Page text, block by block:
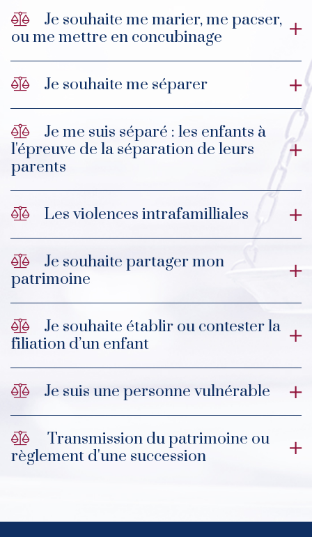
Je souhaite me marier, me pacser,
ou me mettre en concubinage
Je souhaite me séparer
Je me suis séparé : les enfants à
l'épreuve de la séparation de leurs
parents
Les violences intrafamilliales
Je souhaite partager mon
patrimoine
Je souhaite établir ou contester la
filiation d’un enfant
Je suis une personne vulnérable
Transmission du patrimoine ou
règlement d'une succession